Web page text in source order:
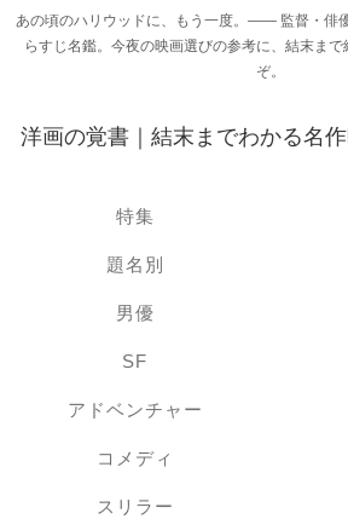
あの頃のハリウッドに、もう一度。―― 監督・俳
らすじ名鑑。今夜の映画選びの参考に、結末ま
ぞ。
洋画の覚書｜結末までわかる名
特集
題名別
男優
SF
アドベンチャー
コメディ
スリラー